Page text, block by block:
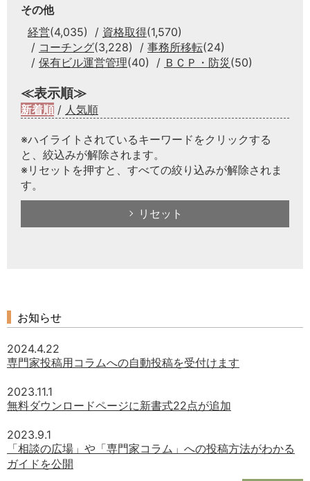
その他
経営(4,035) 資格取得(1,570)
コーチング(3,228) 事務所移転(24)
保有ビル運営管理(40) ＢＣＰ・防災 (50)
≪表示順≫
新着順 / 人気順
※ハイライトされているキーワードをクリックする
と、絞込みが解除されます。
※リセットを押すと、すべての絞り込みが解除されま
す。
リセット
お知らせ
2024.4.22
専門家投稿用コラムへの自動投稿を受付けます
2023.11.1
無料ダウンロードページに新書式22点が追加
2023.9.1
「相談の広場」や「専門家コラム」への投稿方法がわかる
ガイドを公開